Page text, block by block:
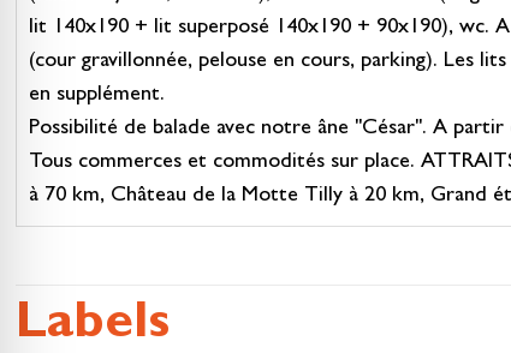
lit 140x190 + lit superposé 140x190 + 90x190), wc.
(cour gravillonnée, pelouse en cours, parking). Les
en supplément.
Possibilité de balade avec notre âne "César". A
Tous commerces et commodités sur place.
à 70 km, Château de la Motte Tilly à 20 km, Grand
Labels